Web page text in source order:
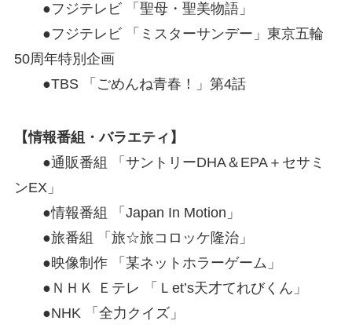
●フジテレビ 「聖母・聖美物語」
●フジテレビ 「ミスターサンデー」東京五輪
50周年特別企画
●TBS 「ごめんね青春！」第4話
【情報番組・バラエティ】
●通販番組 「サントリーDHA＆EPA＋セサミ
ンEX」
●情報番組 「Japan In Motion」
●旅番組 「旅☆旅コロッケ隆治」
●映像制作 「某ネットホラーゲーム」
●ＮＨＫ Ｅテレ 「Ｌet’s天才てれびくん」
●NHK 「全力クイズ」